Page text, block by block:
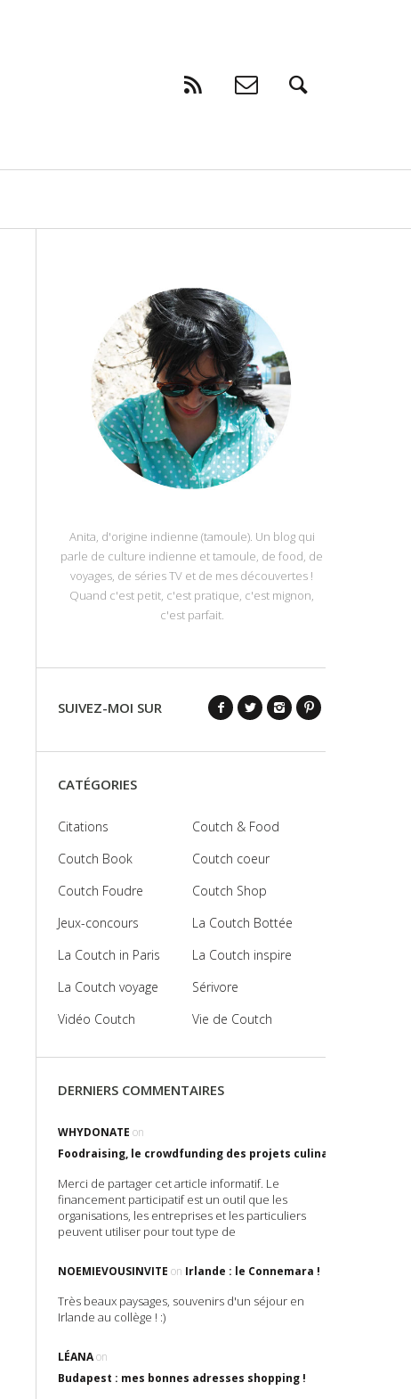
Anita, d'origine indienne (tamoule). Un blog qui
parle de culture indienne et tamoule, de food, de
voyages, de séries TV et de mes découvertes !
Quand c'est petit, c'est pratique, c'est mignon,
c'est parfait.
SUIVEZ-MOI SUR
CATÉGORIES
Citations
Coutch & Food
Coutch Book
Coutch coeur
Coutch Foudre
Coutch Shop
Jeux-concours
La Coutch Bottée
La Coutch in Paris
La Coutch inspire
La Coutch voyage
Sérivore
Vidéo Coutch
Vie de Coutch
DERNIERS COMMENTAIRES
WHYDONATE on
Foodraising, le crowdfunding des projets culinaires !
Merci de partager cet article informatif. Le
financement participatif est un outil que les
organisations, les entreprises et les particuliers
peuvent utiliser pour tout type de
NOEMIEVOUSINVITE on Irlande : le Connemara !
Très beaux paysages, souvenirs d'un séjour en
Irlande au collège ! :)
LÉANAon
Budapest : mes bonnes adresses shopping !